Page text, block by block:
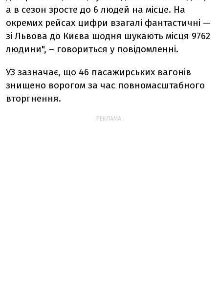
а в сезон зросте до 6 людей на місце. На
окремих рейсах цифри взагалі фантастичні —
зі Львова до Києва щодня шукають місця 9762
людини", – говориться у повідомленні.
УЗ зазначає, що 46 пасажирських вагонів
знищено ворогом за час повномасштабного
вторгнення.
РЕКЛАМА: